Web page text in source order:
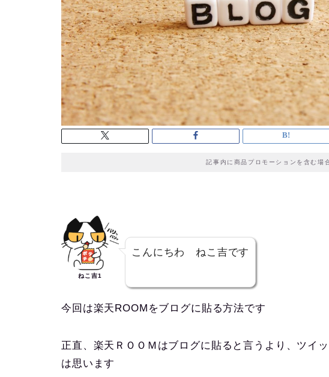
記事内に商品プロモーションを含む場
ねこ吉1
こんにちわ ねこ吉です
今回は楽天ROOMをブログに貼る方法です
正直、楽天ＲＯＯＭはブログに貼ると言うより、ツイ
は思います